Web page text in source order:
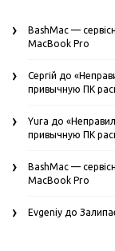
BashMac —
MacBook Pro
Сергій до
привычную ПК
Yura до
привычную ПК
BashMac —
MacBook Pro
Evgeniy до